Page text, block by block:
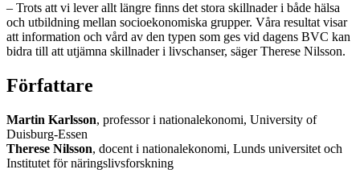
– Trots att vi lever allt längre finns det stora skillnader i både hälsa
och utbildning mellan socioekonomiska grupper. Våra resultat visar
att information och vård av den typen som ges vid dagens BVC kan
bidra till att utjämna skillnader i livschanser, säger Therese Nilsson.
Författare
Martin Karlsson, professor i nationalekonomi, University of
Duisburg-Essen
Therese Nilsson, docent i nationalekonomi, Lunds universitet och
Institutet för näringslivsforskning